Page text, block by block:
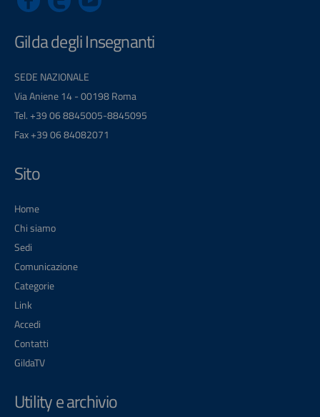
Gilda degli Insegnanti
SEDE NAZIONALE
Via Aniene 14 - 00198 Roma
Tel. +39 06 8845005-8845095
Fax +39 06 84082071
Sito
Home
Chi siamo
Sedi
Comunicazione
Categorie
Link
Accedi
Contatti
GildaTV
Utility e archivio